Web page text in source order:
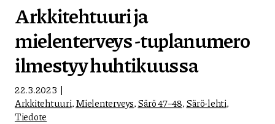
Arkkitehtuuri ja
mielenterveys -tuplanumero
ilmestyy huhtikuussa
22.3.2023
Arkkitehtuuri,Mielenterveys,Särö 47–48,Särö-lehti,
Tiedote